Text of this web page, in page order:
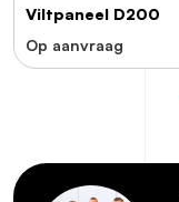
Viltpaneel D200
Op aanvraag